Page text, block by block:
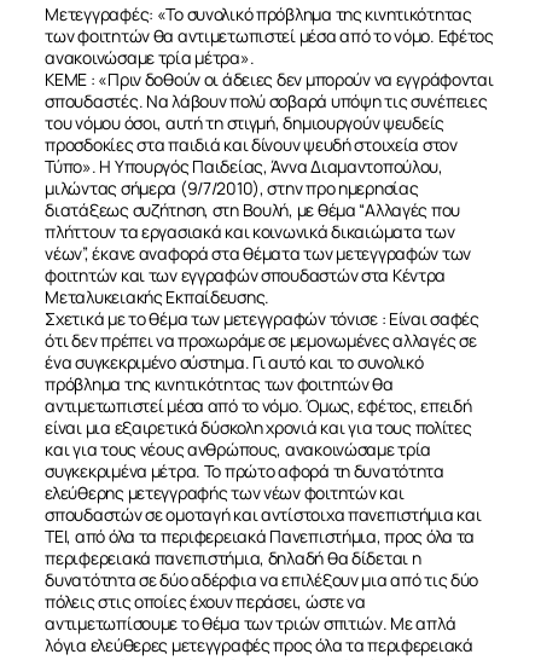
Μετεγγραφές: «Το συνολικό πρόβλημα της κινητικότητας
των φοιτητών θα αντιμετωπιστεί μέσα από το νόμο. Εφέτος
ανακοινώσαμε τρία μέτρα».
ΚΕΜΕ : «Πριν δοθούν οι άδειες δεν μπορούν να εγγράφονται
σπουδαστές. Να λάβουν πολύ σοβαρά υπόψη τις συνέπειες
του νόμου όσοι, αυτή τη στιγμή, δημιουργούν ψευδείς
προσδοκίες στα παιδιά και δίνουν ψευδή στοιχεία στον
Τύπο». Η Υπουργός Παιδείας, Άννα Διαμαντοπούλου,
μιλώντας σήμερα (9/7/2010), στην προ ημερησίας
διατάξεως συζήτηση, στη Βουλή, με θέμα “Aλλαγές που
πλήττουν τα εργασιακά και κοινωνικά δικαιώματα των
νέων”, έκανε αναφορά στα θέματα των μετεγγραφών των
φοιτητών και των εγγραφών σπουδαστών στα Κέντρα
Μεταλυκειακής Εκπαίδευσης.
Σχετικά με το θέμα των μετεγγραφών τόνισε : Είναι σαφές
ότι δεν πρέπει να προχωράμε σε μεμονωμένες αλλαγές σε
ένα συγκεκριμένο σύστημα. Γι αυτό και το συνολικό
πρόβλημα της κινητικότητας των φοιτητών θα
αντιμετωπιστεί μέσα από το νόμο. Όμως, εφέτος, επειδή
είναι μια εξαιρετικά δύσκολη χρονιά και για τους πολίτες
και για τους νέους ανθρώπους, ανακοινώσαμε τρία
συγκεκριμένα μέτρα. Το πρώτο αφορά τη δυνατότητα
ελεύθερης μετεγγραφής των νέων φοιτητών και
σπουδαστών σε ομοταγή και αντίστοιχα πανεπιστήμια και
ΤΕΙ, από όλα τα περιφερειακά Πανεπιστήμια, προς όλα τα
περιφερειακά πανεπιστήμια, δηλαδή θα δίδεται η
δυνατότητα σε δύο αδέρφια να επιλέξουν μια από τις δύο
πόλεις στις οποίες έχουν περάσει, ώστε να
αντιμετωπίσουμε το θέμα των τριών σπιτιών. Με απλά
λόγια ελεύθερες μετεγγραφές προς όλα τα περιφερειακά